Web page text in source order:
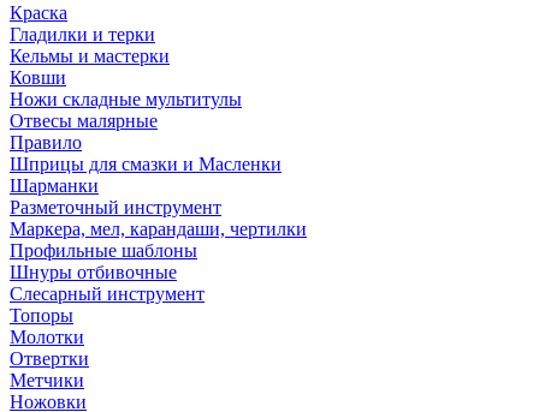
Краска
Гладилки и терки
Кельмы и мастерки
Ковши
Ножи складные мультитулы
Отвесы малярные
Правило
Шприцы для смазки и Масленки
Шарманки
Разметочный инструмент
Маркера, мел, карандаши, чертилки
Профильные шаблоны
Шнуры отбивочные
Слесарный инструмент
Топоры
Молотки
Отвертки
Метчики
Ножовки